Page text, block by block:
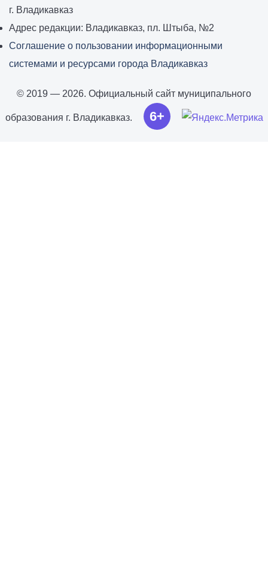
г. Владикавказ
Адрес редакции: Владикавказ, пл. Штыба, №2
Соглашение о пользовании информационными
системами и ресурсами города Владикавказ
© 2019 — 2026. Официальный сайт муниципального
образования г. Владикавказ. 6+